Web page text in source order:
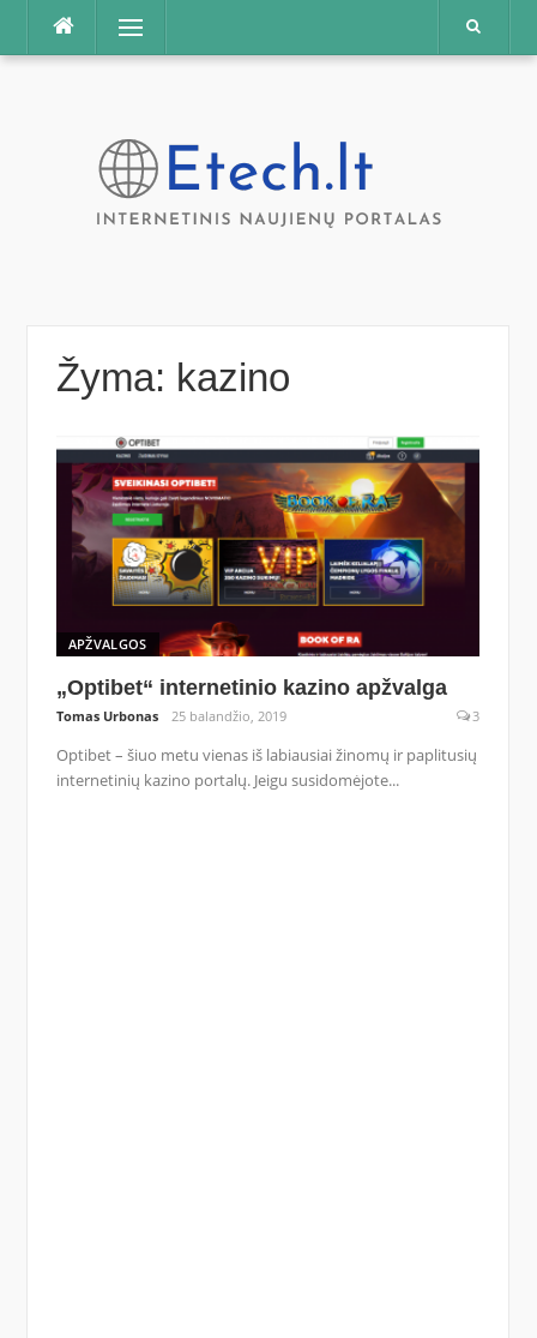
Praleisti
Meniu
Žyma: kazino
APŽVALGOS
„Optibet“ internetinio kazino apžvalga
Tomas Urbonas 25 balandžio, 2019 3
Optibet – šiuo metu vienas iš labiausiai žinomų ir paplitusių
internetinių kazino portalų. Jeigu susidomėjote...